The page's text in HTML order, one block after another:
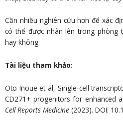
Cần nhiều nghiên cứu hơn để xác
có thể được nhân lên trong phòng
hay không.
Tài liệu tham khảo:
Oto Inoue et al, Single-cell
CD271+ progenitors for enhanced
Cell Reports Medicine (2023). DOI: